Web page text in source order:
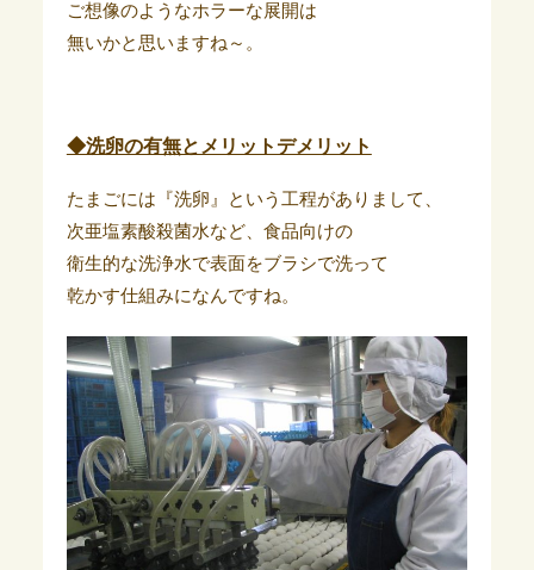
ご想像のようなホラーな展開は
無いかと思いますね～。
◆洗卵の有無とメリットデメリット
たまごには『洗卵』という工程がありまして、
次亜塩素酸殺菌水など、食品向けの
衛生的な洗浄水で表面をブラシで洗って
乾かす仕組みになんですね。